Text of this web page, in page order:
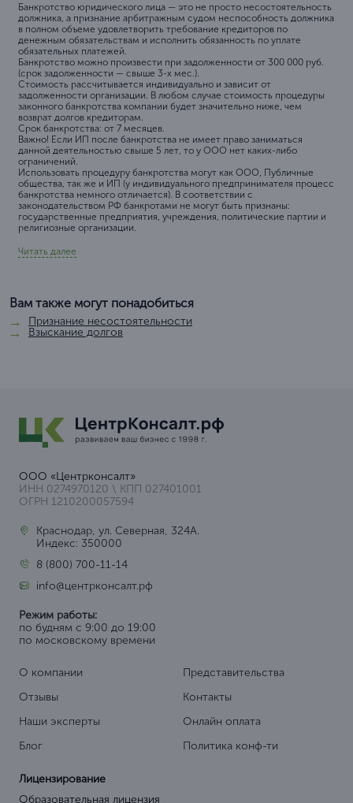
Банкротство юридического лица — это не просто несостоятельность
должника, а признание арбитражным судом неспособность должника
в полном объеме удовлетворить требование кредиторов по
денежным обязательствам и исполнить обязанность по уплате
обязательных платежей.
Банкротство можно произвести при задолженности от 300 000 руб.
(срок задолженности — свыше 3-х мес.).
Стоимость рассчитывается индивидуально и зависит от
задолженности организации. В любом случае стоимость процедуры
законного банкротства компании будет значительно ниже, чем
возврат долгов кредиторам.
Срок банкротства: от 7 месяцев.
Важно! Если ИП после банкротства не имеет право заниматься
данной деятельностью свыше 5 лет, то у ООО нет каких-либо
ограничений.
Использовать процедуру банкротства могут как ООО, Публичные
общества, так же и ИП (у индивидуального предпринимателя процесс
банкротства немного отличается). В соответствии с
законодательством РФ банкротами не могут быть признаны:
государственные предприятия, учреждения, политические партии и
религиозные организации.
Читать далее
Вам также могут понадобиться
Признание несостоятельности
Взыскание долгов
ООО «Центрконсалт»
ИНН 0274970120 \ КПП 027401001
ОГРН 1210200057594
Краснодар, ул. Северная, 324А.
Индекс: 350000
8 (800) 700-11-14
info@центрконсалт.рф
Режим работы:
по будням с 9:00 до 19:00
по московскому времени
О компании
Отзывы
Наши эксперты
Блог
Представительства
Контакты
Онлайн оплата
Политика конф-ти
Лицензирование
Образовательная лицензия